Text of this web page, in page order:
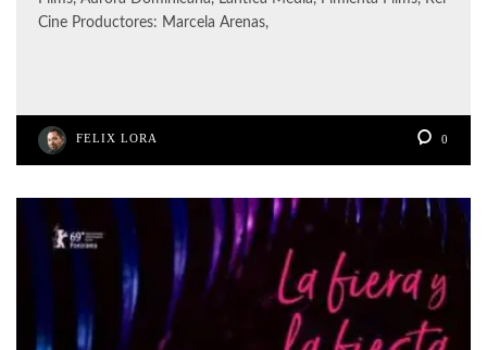
Cine Productores: Marcela Arenas,
FELIX LORA 0